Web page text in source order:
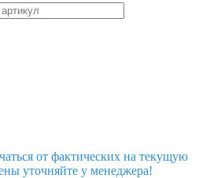
от фактических на текущую
уточняйте у менеджера!